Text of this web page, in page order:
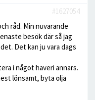
#1627054
råd. Min nuvarande
besök där så jag
Det kan ju vara dags
i något haveri annars.
lönsamt, byta olja